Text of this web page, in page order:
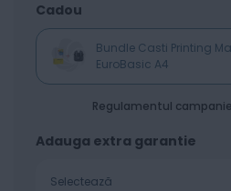
Cadou
Bundle Casti Printing
EuroBasic A4
Regulamentul
Adauga extra garantie
Selectează